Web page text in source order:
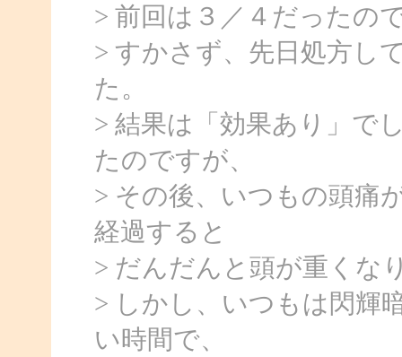
> 前回は３／４だったの
> すかさず、先日処方し
た。
> 結果は「効果あり」で
たのですが、
> その後、いつもの頭痛
経過すると
> だんだんと頭が重くな
> しかし、いつもは閃輝
い時間で、